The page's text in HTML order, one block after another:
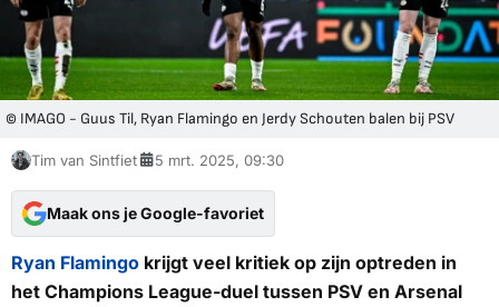
© IMAGO - Guus Til, Ryan Flamingo en Jerdy Schouten balen bij PSV
Tim van Sintfiet 5 mrt. 2025, 09:30
Maak ons je Google-favoriet
Ryan Flamingo krijgt veel kritiek op zijn optreden in
het Champions League-duel tussen PSV en Arsenal